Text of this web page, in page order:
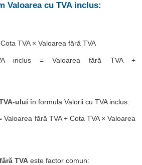
Valoarea cu TVA inclus:
TVA × Valoarea fără TVA
inclus = Valoarea fără TVA +
ului în formula Valorii cu TVA inclus:
Valoarea fără TVA + Cota TVA × Valoarea
TVA este factor comun: